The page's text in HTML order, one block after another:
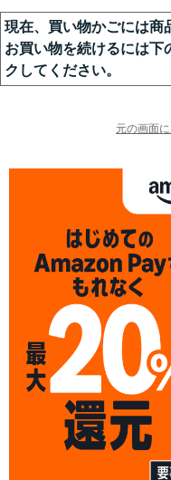
現在、買い物かごには商
お買い物を続けるには下
クしてください。